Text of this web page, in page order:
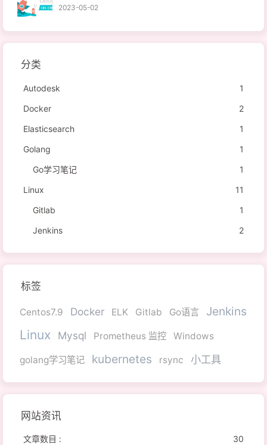
2023-05-02
分类
Autodesk
1
Docker
2
Elasticsearch
1
Golang
1
Go学习笔记
1
Linux
11
Gitlab
1
Jenkins
2
标签
Centos7.9 Docker ELK Gitlab Go语言 Jenkins
Linux Mysql Prometheus 监控 Windows
golang学习笔记 kubernetes rsync 小工具
网站资讯
文章数目 : 30